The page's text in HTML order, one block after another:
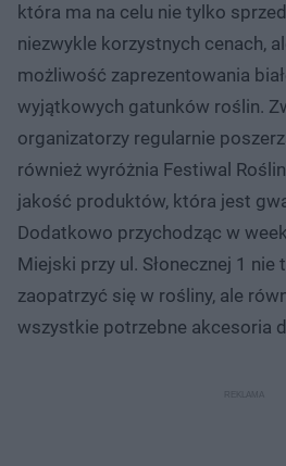
która ma na celu nie tylko
niezwykle korzystnych cenach,
możliwość zaprezentowania
wyjątkowych gatunków roślin.
organizatorzy regularnie
również wyróżnia Festiwal
jakość produktów, która jest
Dodatkowo przychodząc w
Miejski przy ul. Słonecznej 1 nie
zaopatrzyć się w rośliny, ale
wszystkie potrzebne akcesoria